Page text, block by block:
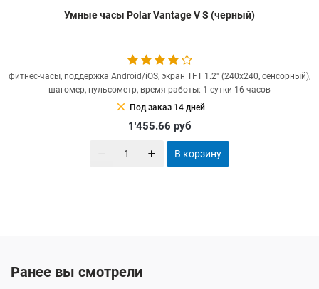
Умные часы Polar Vantage V S (черный)
фитнес-часы, поддержка Android/iOS, экран TFT 1.2" (240x240, сенсорный),
шагомер, пульсометр, время работы: 1 сутки 16 часов
clear Под заказ 14 дней
1'455.66 руб
В корзину
Ранее вы смотрели